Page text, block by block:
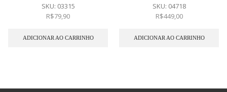
SKU: 03315
R$79,90
ADICIONAR AO CARRINHO
SKU: 04718
R$449,00
ADICIONAR AO CARRINHO